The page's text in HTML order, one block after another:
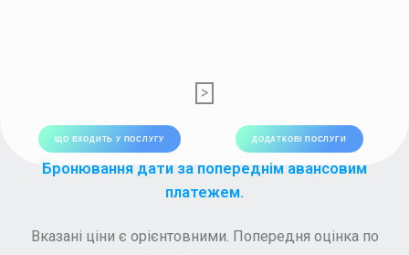
>
ЩО ВХОДИТЬ У ПОСЛУГУ ДОДАТКОВІ ПОСЛУГИ
Бронювання дати за попереднім авансовим
платежем.
Вказані ціни є орієнтовними. Попередня оцінка по